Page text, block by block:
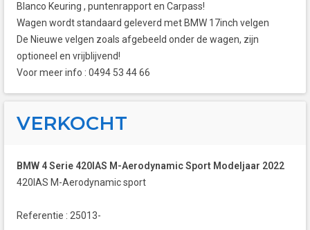
Blanco Keuring , puntenrapport en Carpass!
Wagen wordt standaard geleverd met BMW 17inch velgen
De Nieuwe velgen zoals afgebeeld onder de wagen, zijn
optioneel en vrijblijvend!
Voor meer info : 0494 53 44 66
VERKOCHT
BMW 4 Serie 420IAS M-Aerodynamic Sport Modeljaar 2022
420IAS M-Aerodynamic sport
Referentie : 25013-